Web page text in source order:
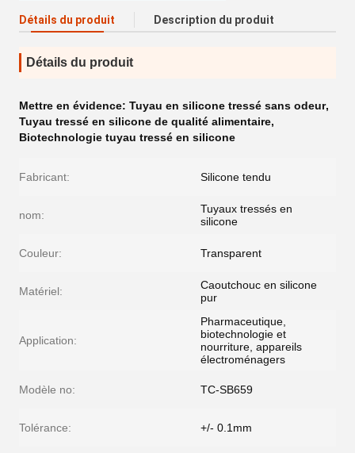
Détails du produit Description du produit
Détails du produit
Mettre en évidence: Tuyau en silicone tressé sans odeur,
Tuyau tressé en silicone de qualité alimentaire,
Biotechnologie tuyau tressé en silicone
Fabricant: Silicone tendu
nom:
Tuyaux tressés en
silicone
Couleur: Transparent
Matériel:
Caoutchouc en silicone
pur
Application:
Pharmaceutique,
biotechnologie et
nourriture, appareils
électroménagers
Modèle no: TC-SB659
Tolérance: +/- 0.1mm